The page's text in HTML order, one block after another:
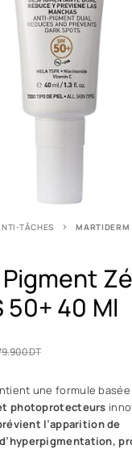
TÂCHES
50+ 40 Ml
DT
une formule
photoprotecteurs
l’apparition de